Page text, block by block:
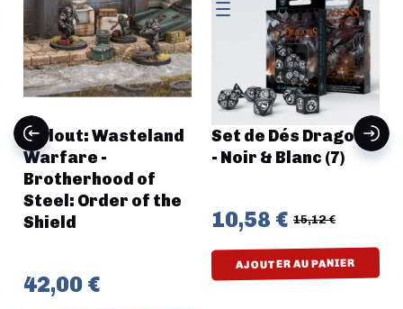
Fallout: Wasteland
Warfare -
Brotherhood of
Steel: Order of the
Shield
42,00 €
Set de Dés Dragons
- Noir & Blanc (7)
10,58 € 15,12 €
AJOUTER AU PANIER